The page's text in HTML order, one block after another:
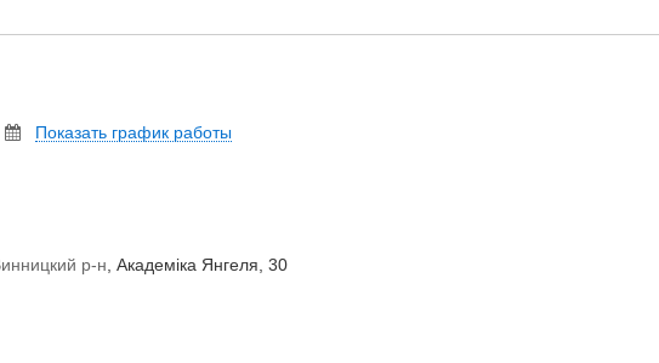
Показать график работы
р-н, Академіка Янгеля, 30